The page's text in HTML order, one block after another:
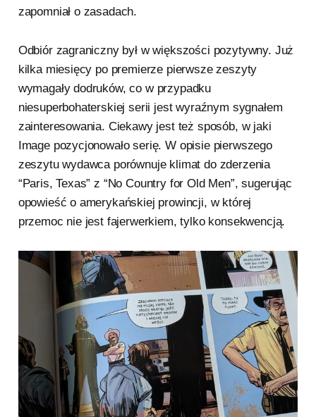
zapomniał o zasadach.
Odbiór zagraniczny był w większości pozytywny. Już
kilka miesięcy po premierze pierwsze zeszyty
wymagały dodruków, co w przypadku
niesuperbohaterskiej serii jest wyraźnym sygnałem
zainteresowania. Ciekawy jest też sposób, w jaki
Image pozycjonowało serię. W opisie pierwszego
zeszytu wydawca porównuje klimat do zderzenia
“Paris, Texas” z “No Country for Old Men”, sugerując
opowieść o amerykańskiej prowincji, w której
przemoc nie jest fajerwerkiem, tylko konsekwencją.